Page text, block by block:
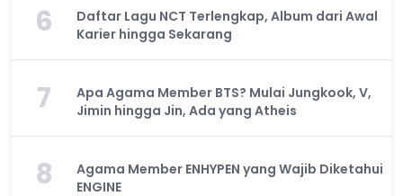
6
Daftar Lagu NCT Terlengkap, Album dari Awal
Karier hingga Sekarang
7
Apa Agama Member BTS? Mulai Jungkook, V,
Jimin hingga Jin, Ada yang Atheis
8
Agama Member ENHYPEN yang Wajib Diketahui
ENGINE